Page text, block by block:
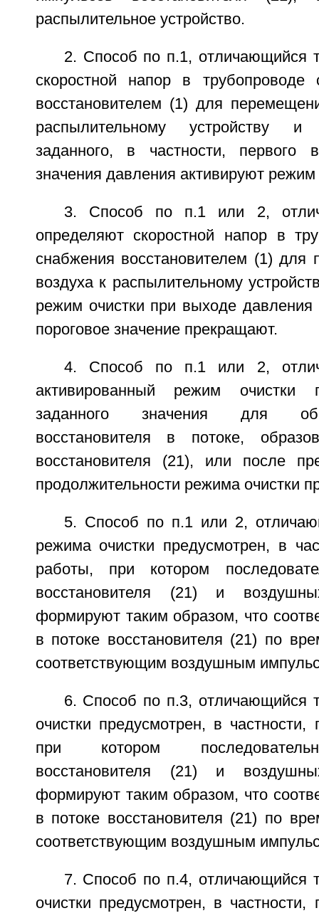
распылительное устройство.
2. Способ по п.1, отличающийся
скоростной напор в трубопроводе
восстановителем (1) для
распылительному устройству
заданного, в частности, первого
значения давления активируют режим
3. Способ по п.1 или 2,
определяют скоростной напор в
снабжения восстановителем (1) для
воздуха к распылительному
режим очистки при выходе
пороговое значение прекращают.
4. Способ по п.1 или 2,
активированный режим очистки
заданного значения для
восстановителя в потоке,
восстановителя (21), или после
продолжительности режима очистки
5. Способ по п.1 или 2,
режима очистки предусмотрен, в
работы, при котором
восстановителя (21) и
формируют таким образом, что
в потоке восстановителя (21) по
соответствующим воздушным
6. Способ по п.3, отличающийся
очистки предусмотрен, в
при котором
восстановителя (21) и
формируют таким образом, что
в потоке восстановителя (21) по
соответствующим воздушным
7. Способ по п.4, отличающийся
очистки предусмотрен, в